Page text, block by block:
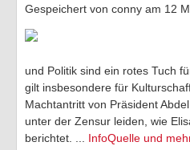
Gespeichert von conny am 12
und Politik sind ein rotes Tuch
gilt insbesondere für
Machtantritt von Präsident
unter der Zensur leiden, wie
berichtet. ... InfoQuelle und